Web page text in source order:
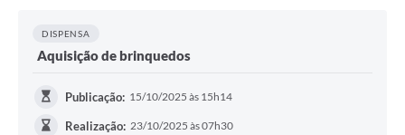
DISPENSA
Aquisição de brinquedos
Publicação: 15/10/2025 às 15h14
Realização: 23/10/2025 às 07h30